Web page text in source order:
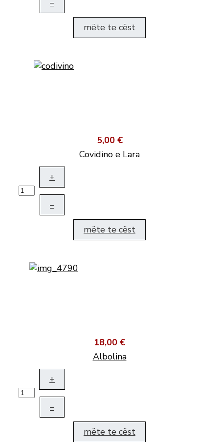
–
mëte te cëst
5,00 €
Covidino e Lara
+
–
mëte te cëst
18,00 €
Albolina
+
–
mëte te cëst